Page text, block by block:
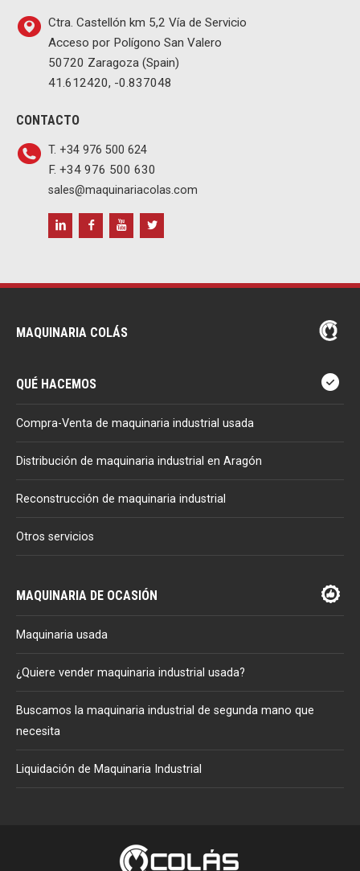
Ctra. Castellón km 5,2 Vía de Servicio
Acceso por Polígono San Valero
50720 Zaragoza (Spain)
41.612420, -0.837048
CONTACTO
T. +34 976 500 624
F. +34 976 500 630
sales@maquinariacolas.com
MAQUINARIA COLÁS
QUÉ HACEMOS
Compra-Venta de maquinaria industrial usada
Distribución de maquinaria industrial en Aragón
Reconstrucción de maquinaria industrial
Otros servicios
MAQUINARIA DE OCASIÓN
Maquinaria usada
¿Quiere vender maquinaria industrial usada?
Buscamos la maquinaria industrial de segunda mano que
necesita
Liquidación de Maquinaria Industrial